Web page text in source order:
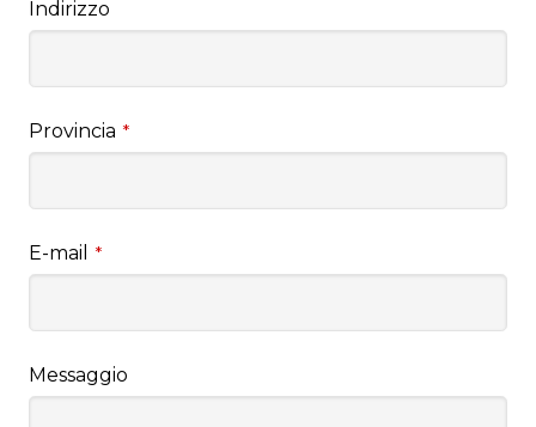
Indirizzo
Provincia *
E-mail *
Messaggio